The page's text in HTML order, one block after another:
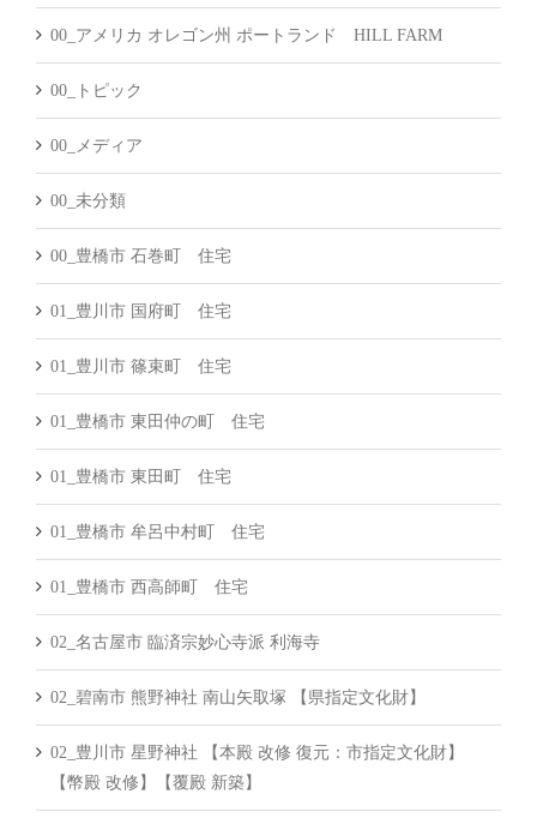
00_アメリカ オレゴン州 ポートランド HILL FARM
00_トピック
00_メディア
00_未分類
00_豊橋市 石巻町 住宅
01_豊川市 国府町 住宅
01_豊川市 篠束町 住宅
01_豊橋市 東田仲の町 住宅
01_豊橋市 東田町 住宅
01_豊橋市 牟呂中村町 住宅
01_豊橋市 西高師町 住宅
02_名古屋市 臨済宗妙心寺派 利海寺
02_碧南市 熊野神社 南山矢取塚 【県指定文化財】
02_豊川市 星野神社 【本殿 改修 復元：市指定文化財】
【幣殿 改修】【覆殿 新築】